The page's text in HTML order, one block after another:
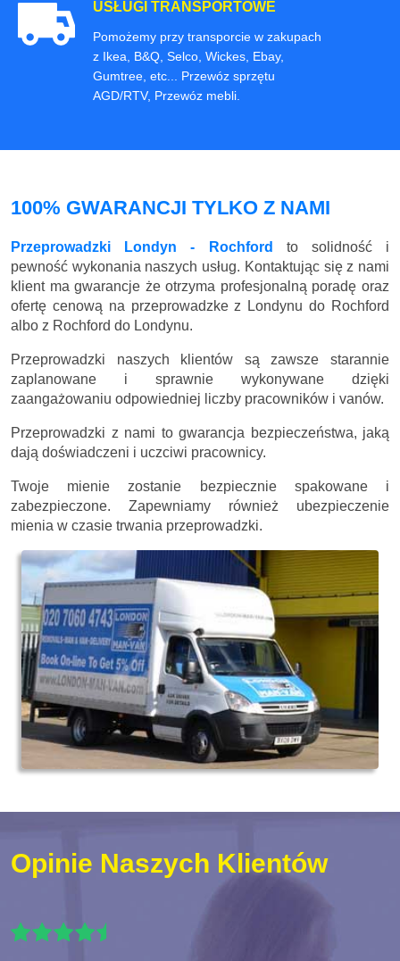
USŁUGI TRANSPORTOWE
Pomożemy przy transporcie w zakupach
z Ikea, B&Q, Selco, Wickes, Ebay,
Gumtree, etc... Przewóz sprzętu
AGD/RTV, Przewóz mebli.
100% GWARANCJI TYLKO Z NAMI
Przeprowadzki Londyn - Rochford
to solidność i
pewność wykonania naszych usług. Kontaktując się z nami
klient ma gwarancje że otrzyma profesjonalną poradę oraz
ofertę cenową na przeprowadzke z Londynu do Rochford
albo z Rochford do Londynu.
Przeprowadzki naszych klientów są zawsze starannie
zaplanowane i sprawnie wykonywane dzięki
zaangażowaniu odpowiedniej liczby pracowników i vanów.
Przeprowadzki z nami to gwarancja bezpieczeństwa, jaką
dają doświadczeni i uczciwi pracownicy.
Twoje mienie zostanie bezpiecznie spakowane i
zabezpieczone. Zapewniamy również ubezpieczenie
mienia w czasie trwania przeprowadzki.
Opinie Naszych Klientów